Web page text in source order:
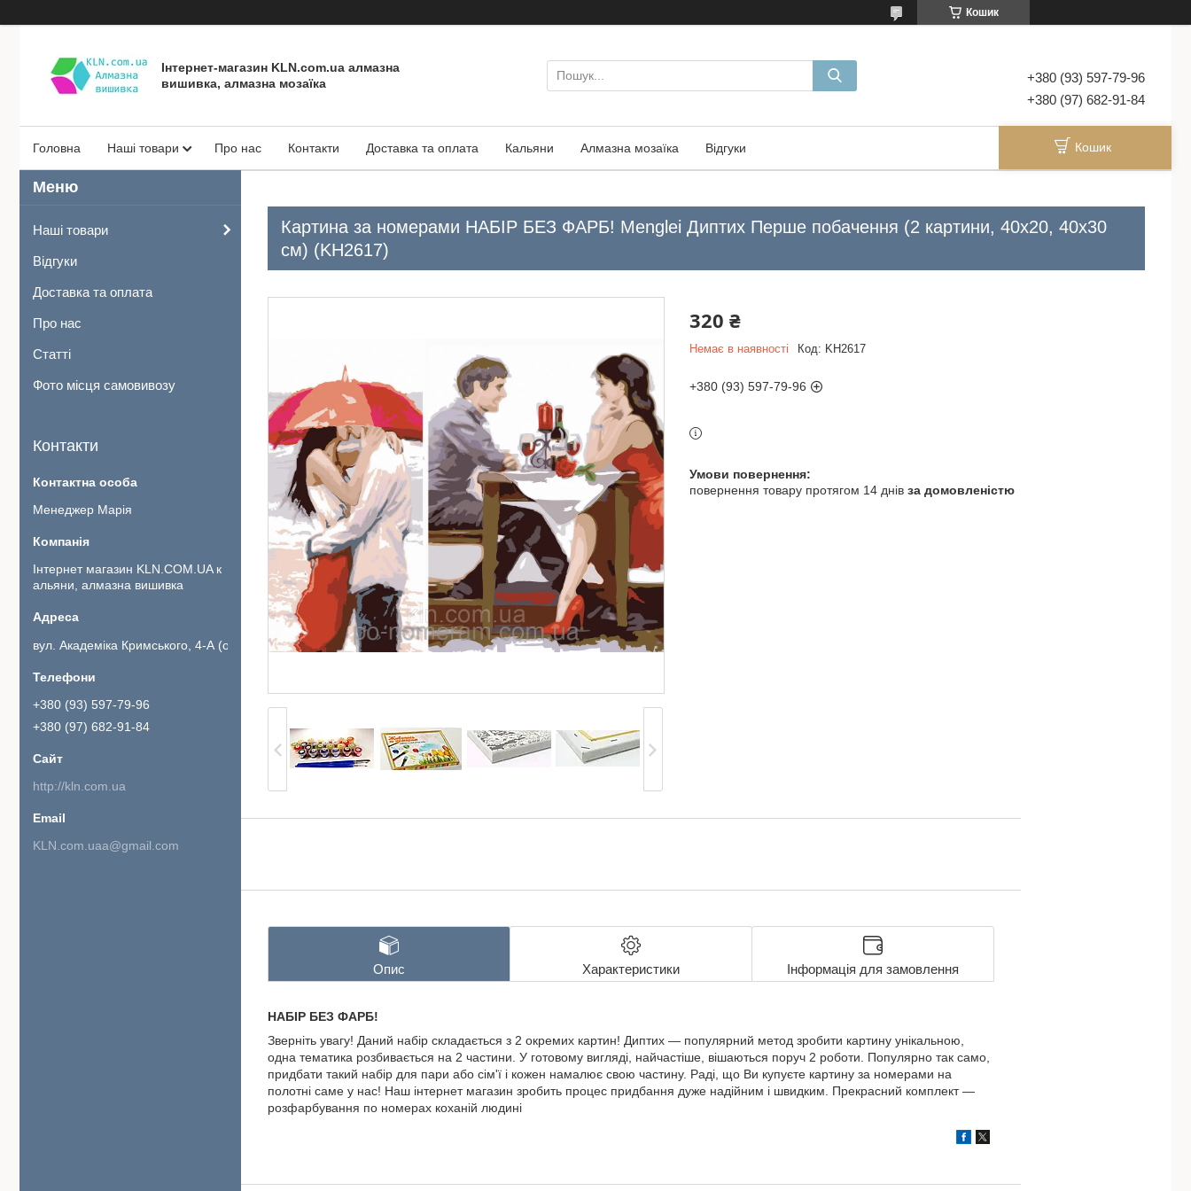
Кошик
Інтернет-магазин KLN.com.ua алмазна
вишивка, алмазна мозаїка
+380 (93) 597-79-96
+380 (97) 682-91-84
Головна Наші товари Про нас Контакти Доставка та оплата Кальяни Алмазна мозаїка Відгуки Кошик
Картина за номерами НАБІР БЕЗ ФАРБ! Menglei Диптих Перше побачення (2 картини, 40х20, 40x30
см) (KH2617)
320 ₴
Немає в наявності Код: KH2617
+380 (93) 597-79-96
повернення товару протягом 14 днів за домовленістю
Опис Характеристики Інформація для замовлення
НАБІР БЕЗ ФАРБ!
Зверніть увагу! Даний набір складається з 2 окремих картин! Диптих ― популярний метод зробити картину унікальною,
одна тематика розбивається на 2 частини. У готовому вигляді, найчастіше, вішаються поруч 2 роботи. Популярно так само,
придбати такий набір для пари або сім'ї і кожен намалює свою частину. Раді, що Ви купуєте картину за номерами на
полотні саме у нас! Наш інтернет магазин зробить процес придбання дуже надійним і швидким. Прекрасний комплект ―
розфарбування по номерах коханій людині
Наші товари
Відгуки
Доставка та оплата
Про нас
Статті
Фото місця самовивозу
Контакти
Менеджер Марія
Інтернет магазин KLN.COM.UA к
альяни, алмазна вишивка
вул. Академіка Кримського, 4-А (офіс 111)., Київ, Україна
+380 (93) 597-79-96
+380 (97) 682-91-84
http://kln.com.ua
KLN.com.uaa@gmail.com